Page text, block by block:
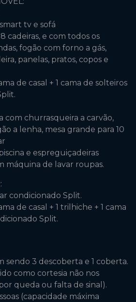
tv e sofá
cadeiras, e com todos os
fogão com forno a gás,
panelas, pratos, copos e
de casal + 1 cama de solteiros
com churrasqueira a carvão,
a lenha, mesa grande para 10
e espreguiçadeiras
máquina de lavar roupas.
condicionado Split.
de casal + 1 trilhiche + 1 cama
Split.
sendo 3 descoberta e 1 coberta.
como cortesia não nos
queda ou falta de sinal).
(capacidade máxima